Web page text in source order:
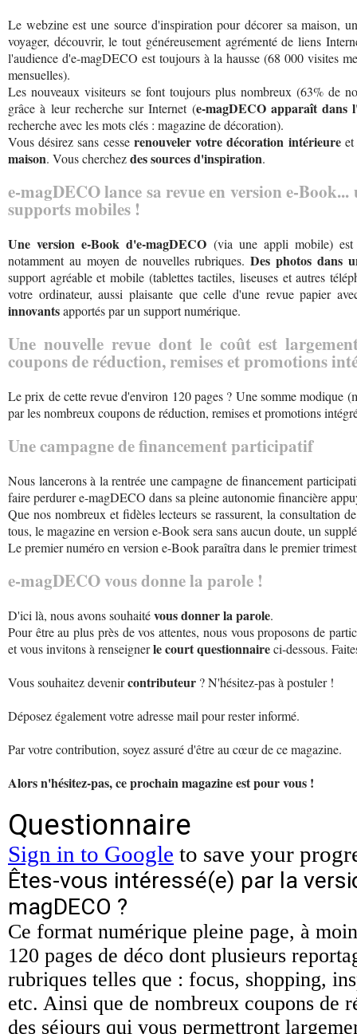
Le webzine est une source d'inspiration pour décorer sa maison,
voyager, découvrir, le tout généreusement agrémenté de liens
l'audience d'e-magDECO est toujours à la hausse (68 000 visites
mensuelles).
Les nouveaux visiteurs se font toujours plus nombreux (63% de
grâce à leur recherche sur Internet (e-magDECO apparaît dans
recherche avec les mots clés : magazine de décoration).
Vous désirez sans cesse renouveler votre décoration intérieureet
maison. Vous cherchezdes sources d'inspiration.
e-magDECO lance sa revue en version e-
supports mobiles !
Une version e-Book d'e-magDECO (via une appli mobile)
notamment au moyen de nouvelles rubriques.Des photos dans
support agréable et mobile (tablettes tactiles, liseuses et autres
votre ordinateur, aussi plaisante que celle d'une revue papier
innovantsapportés par un support numérique.
Une nouvelle revue dont le coût est
coupons de réduction, remises et promotions
Le prix de cette revue d'environ 120 pages ? Une somme modique
par les nombreux coupons de réduction, remises et promotions
Une campagne de financement participatif
Nous lancerons à la rentrée une campagne de financement
faire perdurer e-magDECO dans sa pleine autonomie financière
Que nos nombreux et fidèles lecteurs se rassurent, la consultation
tous, le magazine en version e-Book sera sans aucun doute, un
Le premier numéro en version e-Book paraîtra dans le premier
e-magDECO vous donne la parole !
D'ici là, nous avons souhaitévous donner la parole.
Pour être au plus près de vos attentes, nous vous proposons de
et vous invitons à renseignerle court questionnaireci-dessous.
Vous souhaitez devenircontributeur ? N'hésitez-pas à postuler !
Déposez également votre adresse mail pour rester informé.
Par votre contribution, soyez assuré d'être au cœur de ce magazine.
Alors n'hésitez-pas, ce prochain magazine est pour vous !